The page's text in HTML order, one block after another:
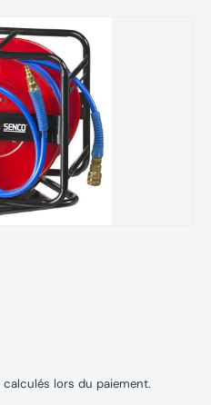
calculés lors du paiement.